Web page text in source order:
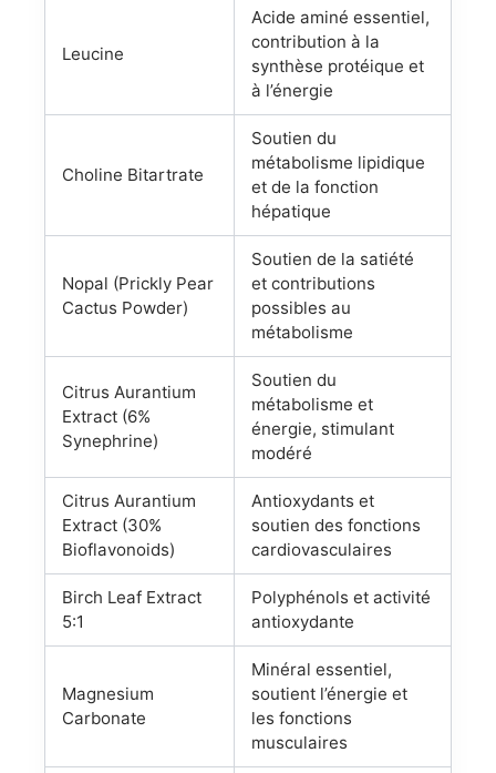
Leucine
Acide aminé essentiel,
contribution à la
synthèse protéique et
à l’énergie
Choline Bitartrate
Soutien du
métabolisme lipidique
et de la fonction
hépatique
Nopal (Prickly Pear
Cactus Powder)
Soutien de la satiété
et contributions
possibles au
métabolisme
Citrus Aurantium
Extract (6%
Synephrine)
Soutien du
métabolisme et
énergie, stimulant
modéré
Citrus Aurantium
Extract (30%
Bioflavonoids)
Antioxydants et
soutien des fonctions
cardiovasculaires
Birch Leaf Extract
5:1
Polyphénols et activité
antioxydante
Magnesium
Carbonate
Minéral essentiel,
soutient l’énergie et
les fonctions
musculaires